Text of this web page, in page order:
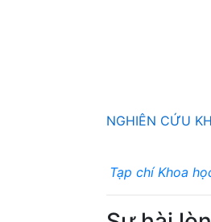
NGHIÊN CỨU
Tạp chí Khoa